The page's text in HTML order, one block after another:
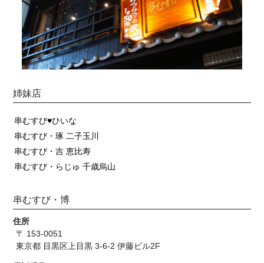
姉妹店
串むすび♥ひいな
串むすび・琢 二子玉川
串むすび・吉 恵比寿
串むすび・らじゅ 千歳烏山
串むすび・博
住所
〒 153-0051
東京都 目黒区上目黒 3-6-2 伊藤ビル2F